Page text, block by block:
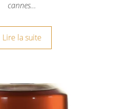
cannes…
Lire la suite